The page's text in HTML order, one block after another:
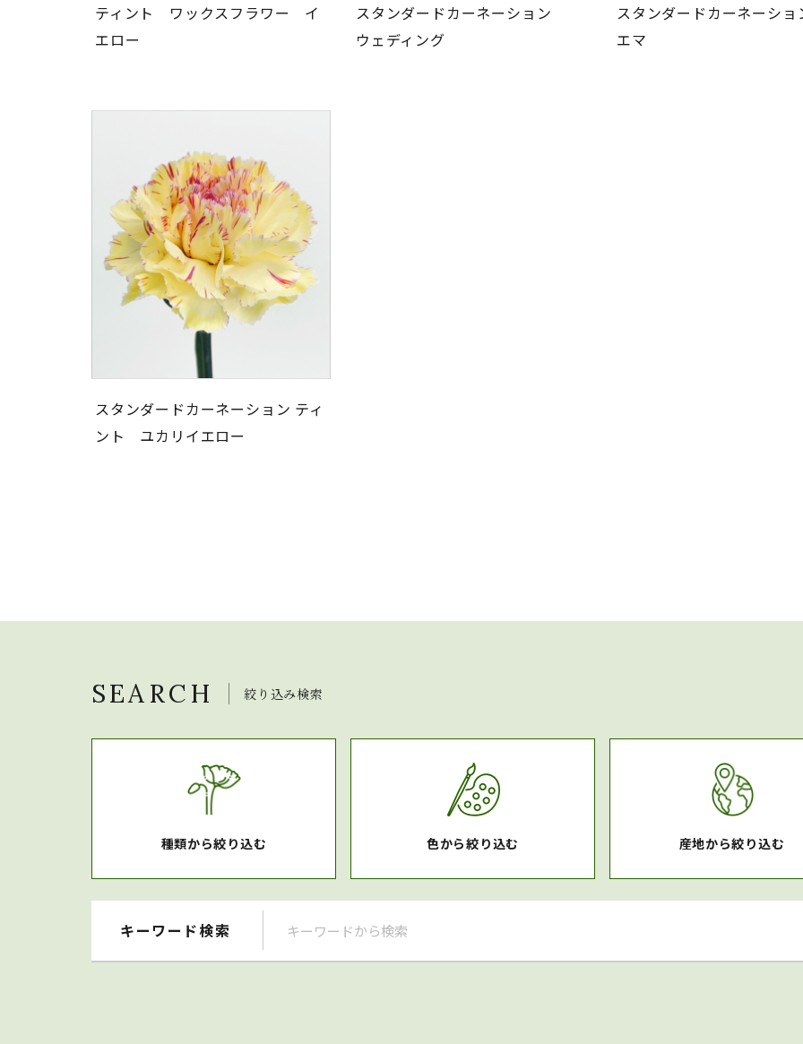
ティント ワックスフラワー イ
エロー
スタンダードカーネーション
ウェディング
スタンダードカーネーショ
エマ
スタンダードカーネーション ティ
ント ユカリイエロー
SEARCH 絞り込み検索
種類から絞り込む 色から絞り込む 産地から絞り込む
キーワード検索